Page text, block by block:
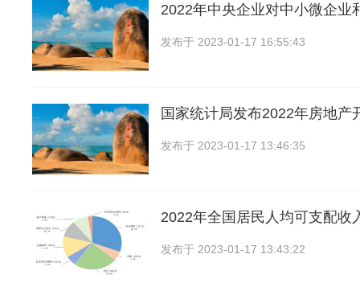
2022年中央企业对中小微企业
发布于 2023-01-17 16:55:43
国家统计局发布2022年房地产
发布于 2023-01-17 13:46:35
2022年全国居民人均可支配收
发布于 2023-01-17 13:43:22